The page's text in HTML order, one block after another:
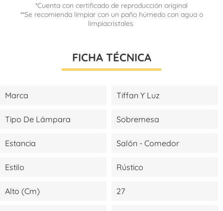
*Cuenta con certificado de reproducción original
**Se recomienda limpiar con un paño húmedo con agua o
limpiacristales
FICHA TÉCNICA
Marca Tiffan Y Luz
Tipo De Lámpara Sobremesa
Estancia Salón - Comedor
Estilo Rústico
Alto (cm) 27